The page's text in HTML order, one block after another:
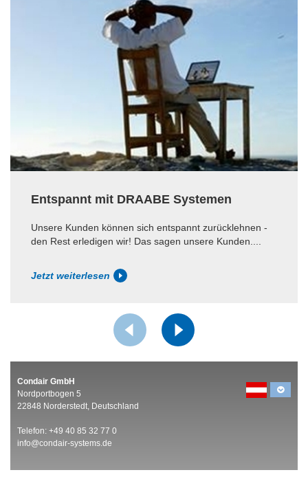
Entspannt mit DRAABE Systemen
Unsere Kunden können sich entspannt zurücklehnen -
den Rest erledigen wir! Das sagen unsere Kunden....
Jetzt weiterlesen
Condair GmbH
Nordportbogen 5
22848 Norderstedt, Deutschland
Telefon: +49 40 85 32 77 0
info@condair-systems.de